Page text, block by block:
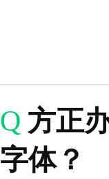
Q 方正
字体？